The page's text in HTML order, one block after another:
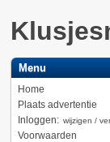
Menu
Home
Plaats advertentie
Inloggen: wijzigen /
Voorwaarden